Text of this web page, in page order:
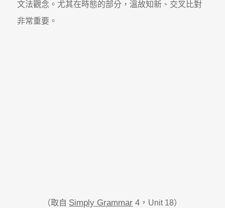
文法觀念。尤其在時態的部分，溫故知新、交叉比對
非常重要。
（取自 Simply Grammar 4 ， Unit 18）